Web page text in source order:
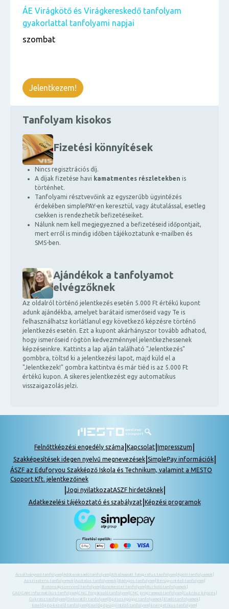
Tanfolyam kisokos
Fizetési könnyítések
Nincs regisztrációs díj.
A díjak fizetése havi kamatmentes részletekben is
történhet.
Tanfolyami résztvevőink az egyszerűbb ügyintézés
érdekében simplePAY-en keresztül, vagy átutalással, esetleg
csekken is rendezhetik befizetéseiket.
Nálunk nem kell megjegyezned a befizetéseid időpontjait,
mert erről is mindig időben tájékoztatunk e-mailben és
SMS-ben.
Ajándékok a tanfolyamot
elvégzőknek
Az oldalról történő jelentkezés esetén 5.000 Ft értékű kupont
adunk ajándékba, amelyet barátaid ismerőseid vagy Te is
felhasználhatsz korlátlanul egy következő képzésre történő
jelentkezés esetén. Ezt a kupont akárhányszor tovább adhatod,
hogy ismerőseid rögtön kedvezménnyel jelentkezhessenek
képzéseinkre. Kattints a lap alján található "Jelentkezés"
gombbra, töltsd ki a jelentkezési lapot, majd küld el a
"Jelentkezek!" gombra kattintva és már tiéd is az 5.000 Ft
értékű kupon. A sikeres jelentkezést egy automatikus
visszaigazolás jelzi.
ÁE Virágkötő és Virágkereskedő tanfolyam
gyakorlattal tanfolyami napjai
szombat
Jelentkezem!
Felnőttképzési engedély száma Kapcsolat Impresszum
Szakképesítések idegen nyelvű megnevezések| SimplePay információk|
ÁSZF az Eduforyou Szakképző Iskola és Technikum, valamint a MESTO
Csoport Kft. jelentkezőinek
Jogi nyilatkozatASZF hirdetőknek|
Adatkezelési tájékoztató és szabályzat| Képzési programok
Ácsállványozó tanfolyam| Adótanácsadó tanfolyam| Alkalmazott fotográfus tanfolyam| Ápoló tanfolyamok
Asszisztens tanfolyamok Asztalos tanfolyamok Bádogos tanfolyam| Bérügyintéző tanfolyam|
Biztonságszervező tanfolyam| Boncmester tanfolyam| Burkoló tanfolyamok
CAD-CAM informatikus tanfolyam| CNC forgácsoló tanfolyam| CNC programozó tanfolyam| Cukrász képzés
Cukrász tanfolyam| Dekoratőr tanfolyam| Egészségügyi tanfolyamok Eladó tanfolyamok
Emelőgép-kezelő tanfolyam Emelőgép-ügyintéző tanfolyam Energetikus tanfolyam